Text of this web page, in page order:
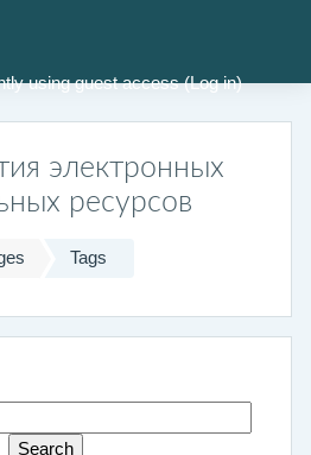
using guest access (Log in)
электронных
ресурсов
Tags